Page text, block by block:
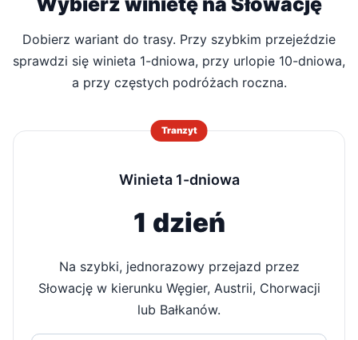
Dobierz wariant do trasy. Przy szybkim przejeździe
sprawdzi się winieta 1-dniowa, przy urlopie 10-dniowa,
a przy częstych podróżach roczna.
Tranzyt
Winieta 1-dniowa
1 dzień
Na szybki, jednorazowy przejazd przez
Słowację w kierunku Węgier, Austrii, Chorwacji
lub Bałkanów.